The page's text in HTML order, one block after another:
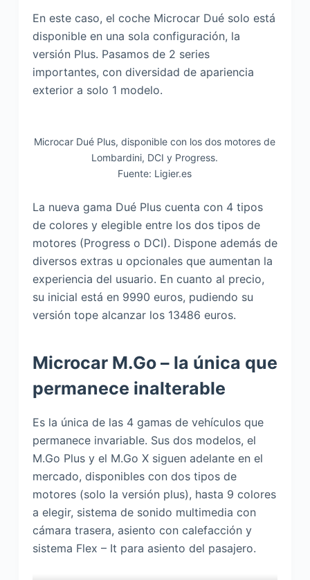
En este caso, el coche Microcar Dué solo está
disponible en una sola configuración, la
versión Plus. Pasamos de 2 series
importantes, con diversidad de apariencia
exterior a solo 1 modelo.
Microcar Dué Plus, disponible con los dos motores de
Lombardini, DCI y Progress.
Fuente: Ligier.es
La nueva gama Dué Plus cuenta con 4 tipos
de colores y elegible entre los dos tipos de
motores (Progress o DCI). Dispone además de
diversos extras u opcionales que aumentan la
experiencia del usuario. En cuanto al precio,
su inicial está en 9990 euros, pudiendo su
versión tope alcanzar los 13486 euros.
Microcar M.Go – la única que
permanece inalterable
Es la única de las 4 gamas de vehículos que
permanece invariable. Sus dos modelos, el
M.Go Plus y el M.Go X siguen adelante en el
mercado, disponibles con dos tipos de
motores (solo la versión plus), hasta 9 colores
a elegir, sistema de sonido multimedia con
cámara trasera, asiento con calefacción y
sistema Flex – It para asiento del pasajero.